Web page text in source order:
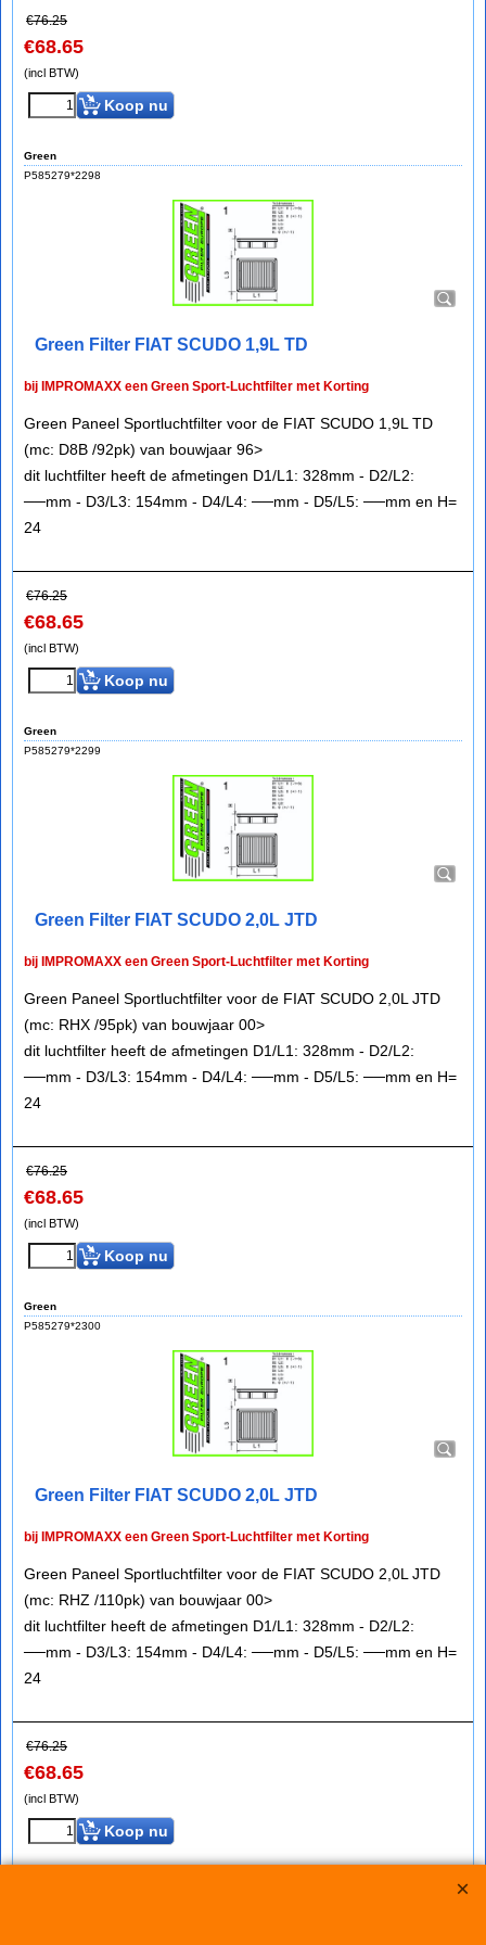
€76.25
€68.65
(incl BTW)
Koop nu
Green
P585279*2298
Green Filter FIAT SCUDO 1,9L TD
bij IMPROMAXX een Green Sport-Luchtfilter met Korting
Green Paneel Sportluchtfilter voor de FIAT SCUDO 1,9L TD
(mc: D8B /92pk) van bouwjaar 96>
dit luchtfilter heeft de afmetingen D1/L1: 328mm - D2/L2:
──mm - D3/L3: 154mm - D4/L4: ──mm - D5/L5: ──mm en H=
24
€76.25
€68.65
(incl BTW)
Koop nu
Green
P585279*2299
Green Filter FIAT SCUDO 2,0L JTD
bij IMPROMAXX een Green Sport-Luchtfilter met Korting
Green Paneel Sportluchtfilter voor de FIAT SCUDO 2,0L JTD
(mc: RHX /95pk) van bouwjaar 00>
dit luchtfilter heeft de afmetingen D1/L1: 328mm - D2/L2:
──mm - D3/L3: 154mm - D4/L4: ──mm - D5/L5: ──mm en H=
24
€76.25
€68.65
(incl BTW)
Koop nu
Green
P585279*2300
Green Filter FIAT SCUDO 2,0L JTD
bij IMPROMAXX een Green Sport-Luchtfilter met Korting
Green Paneel Sportluchtfilter voor de FIAT SCUDO 2,0L JTD
(mc: RHZ /110pk) van bouwjaar 00>
dit luchtfilter heeft de afmetingen D1/L1: 328mm - D2/L2:
──mm - D3/L3: 154mm - D4/L4: ──mm - D5/L5: ──mm en H=
24
€76.25
€68.65
(incl BTW)
Koop nu